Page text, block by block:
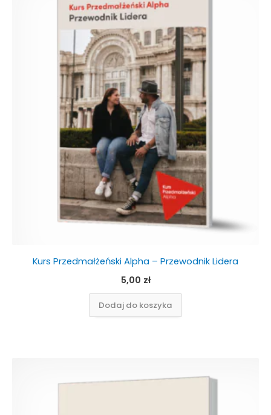
Kurs Przedmałżeński Alpha – Przewodnik Lidera
5,00 zł
Dodaj do koszyka